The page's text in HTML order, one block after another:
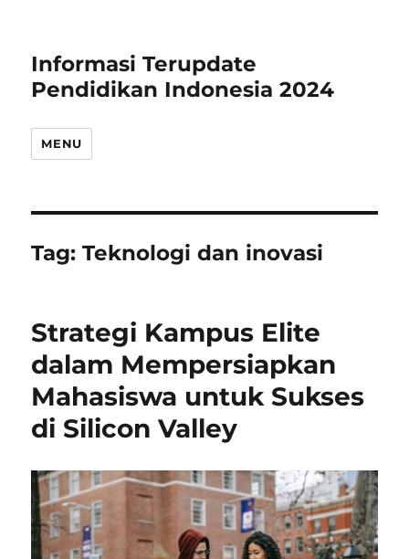
Informasi Terupdate
Pendidikan Indonesia 2024
MENU
Tag:Teknologi dan inovasi
Strategi Kampus Elite
dalam Mempersiapkan
Mahasiswa untuk Sukses
di Silicon Valley